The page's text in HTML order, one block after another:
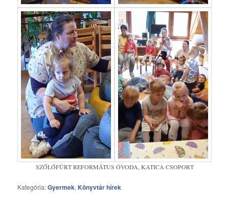
SZŐLŐFÜRT REFORMÁTUS ÓVODA, KATICA CSOPORT
Kategória:Gyermek, Könyvtár hírek